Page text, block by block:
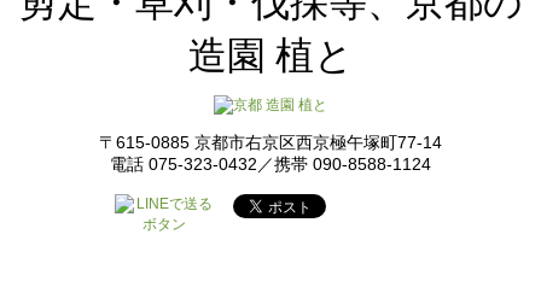
造園 植と
〒615-0885 京都市右京区西京極午塚町77-14
電話 075-323-0432／携帯 090-8588-1124